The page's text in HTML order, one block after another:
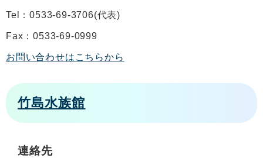
Tel：0533-69-3706 代表
Fax：0533-69-0999
お問い合わせはこちらから
竹島水族館
連絡先